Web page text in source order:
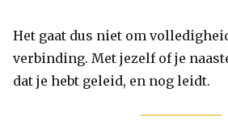
Het gaat dus niet om
verbinding. Met jezelf of je
dat je hebt geleid, en nog leidt.